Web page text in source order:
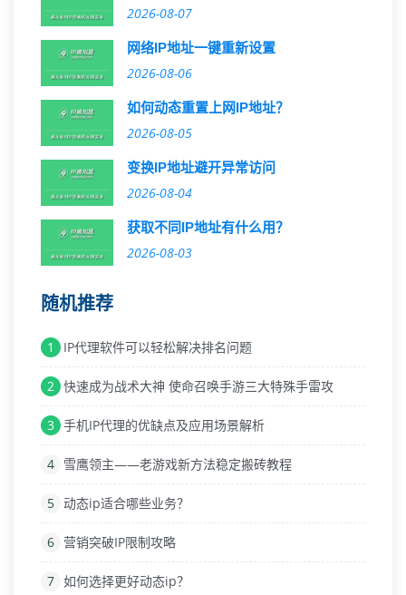
2026-08-07
网络IP地址一键重新设置
2026-08-06
如何动态重置上网IP地址？
2026-08-05
变换IP地址避开异常访问
2026-08-04
获取不同IP地址有什么用？
2026-08-03
随机推荐
1 IP代理软件可以轻松解决排名问题
2 快速成为战术大神 使命召唤手游三大特殊手雷攻
3 手机IP代理的优缺点及应用场景解析
4 雪鹰领主——老游戏新方法稳定搬砖教程
5 动态ip适合哪些业务？
6 营销突破IP限制攻略
7 如何选择更好动态ip？